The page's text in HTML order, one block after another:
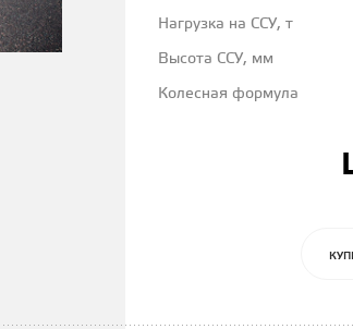
Нагрузка на ССУ, т
Высота ССУ, мм
Колесная формула